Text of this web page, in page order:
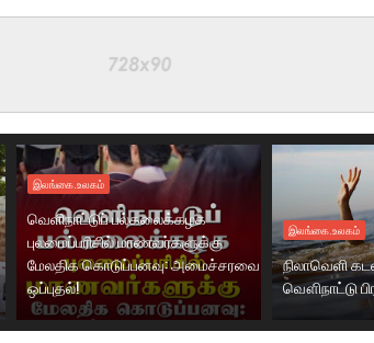
இலங்கை.உலகம்
வெளிநாட்டுப் பல்கலைக்கழக
புலமைப்பரிசில் மாணவர்களுக்கு
மேலதிக கொடுப்பனவு: அமைச்சரவை
ஒப்புதல்!
இலங்கை.உலகம்
நிலாவெளி
வௌிநாட்டு